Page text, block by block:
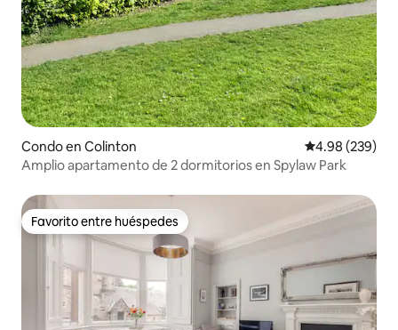
Condo en Colinton Calificación
4.98 (239)
Amplio apartamento de 2 dormitorios en Spylaw Park
Favorito entre huéspedes
Favorito entre huéspedes